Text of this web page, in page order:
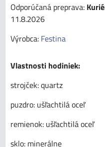
11.8.2026
Výrobca: Festina
Vlastnosti hodiniek:
strojček: quartz
puzdro: ušľachtilá oceľ
remienok: ušľachtilá oceľ
sklo: minerálne